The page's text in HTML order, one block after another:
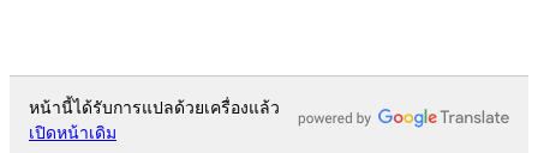
หน้านี้ได้รับการแปลด้วยเครื่องแล้ว
เปิดหน้าเดิม